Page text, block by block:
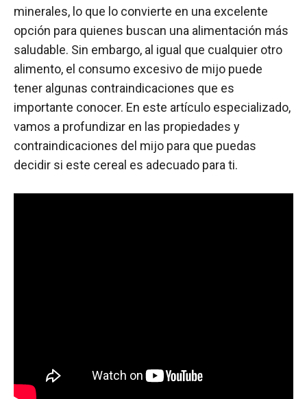
minerales, lo que lo convierte en una excelente
opción para quienes buscan una alimentación más
saludable. Sin embargo, al igual que cualquier otro
alimento, el consumo excesivo de mijo puede
tener algunas contraindicaciones que es
importante conocer. En este artículo especializado,
vamos a profundizar en las propiedades y
contraindicaciones del mijo para que puedas
decidir si este cereal es adecuado para ti.